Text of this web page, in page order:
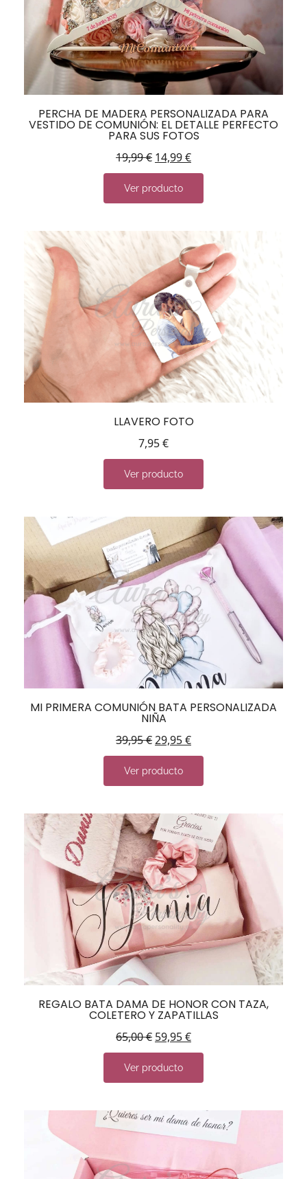
PERCHA DE MADERA PERSONALIZADA PARA
VESTIDO DE COMUNIÓN: EL DETALLE PERFECTO
PARA SUS FOTOS
19,99€ 14,99€
Ver producto
LLAVERO FOTO
7,95€
Ver producto
MI PRIMERA COMUNIÓN BATA PERSONALIZADA
NIÑA
39,95€29,95€
Ver producto
REGALO BATA DAMA DE HONOR CON TAZA,
COLETERO Y ZAPATILLAS
65,00€ 59,95€
Ver producto